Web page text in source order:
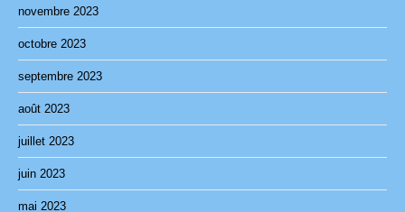
novembre 2023
octobre 2023
septembre 2023
août 2023
juillet 2023
juin 2023
mai 2023